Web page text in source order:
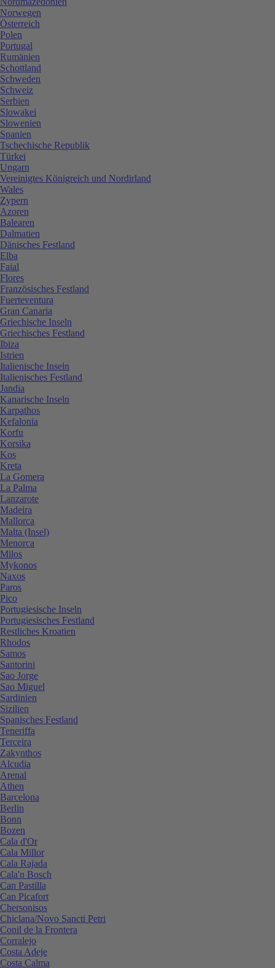
Norwegen
Österreich
Polen
Portugal
Rumänien
Schottland
Schweden
Schweiz
Serbien
Slowakei
Slowenien
Spanien
Tschechische Republik
Türkei
Ungarn
Vereinigtes Königreich und Nordirland
Wales
Zypern
Azoren
Balearen
Dalmatien
Dänisches Festland
Elba
Faial
Flores
Französisches Festland
Fuerteventura
Gran Canaria
Griechische Inseln
Griechisches Festland
Ibiza
Istrien
Italienische Inseln
Italienisches Festland
Jandia
Kanarische Inseln
Karpathos
Kefalonia
Korfu
Korsika
Kos
Kreta
La Gomera
La Palma
Lanzarote
Madeira
Mallorca
Malta (Insel)
Menorca
Milos
Mykonos
Naxos
Paros
Pico
Portugiesische Inseln
Portugiesisches Festland
Restliches Kroatien
Rhodos
Samos
Santorini
Sao Jorge
Sao Miguel
Sardinien
Sizilien
Spanisches Festland
Teneriffa
Terceira
Zakynthos
Alcudia
Arenal
Athen
Barcelona
Berlin
Bonn
Bozen
Cala d'Or
Cala Millor
Cala Rajada
Cala'n Bosch
Can Pastilla
Can Picafort
Chersonisos
Chiclana/Novo Sancti Petri
Conil de la Frontera
Corralejo
Costa Adeje
Costa Calma